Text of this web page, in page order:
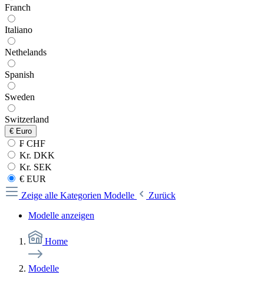
Franch
Italiano
Nethelands
Spanish
Sweden
Switzerland
€ Euro
₣ CHF
Kr. DKK
Kr. SEK
€ EUR
Zeige alle Kategorien Modelle
Zurück
Modelle anzeigen
Home
Modelle